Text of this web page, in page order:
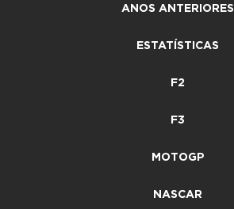
ANOS ANTERIORES
ESTATÍSTICAS
F2
F3
MOTOGP
NASCAR